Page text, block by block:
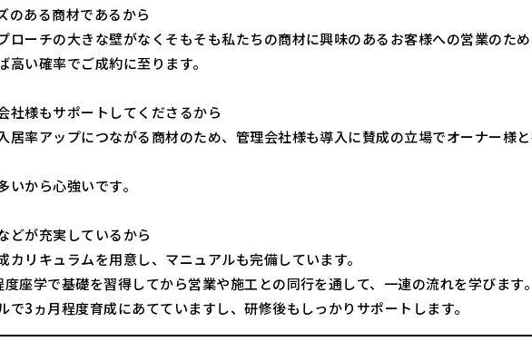
のある商材であるから
ローチの大きな壁がなくそもそも私たちの商材に興味のあるお客様への営業のた
高い確率でご成約に至ります。
社様もサポートしてくださるから
居率アップにつながる商材のため、管理会社様も導入に賛成の立場でオーナー様
いから心強いです。
どが充実しているから
カリキュラムを用意し、マニュアルも完備しています。
度座学で基礎を習得してから営業や施工との同行を通して、一連の流れを学びます。
で3ヵ月程度育成にあてていますし、研修後もしっかりサポートします。